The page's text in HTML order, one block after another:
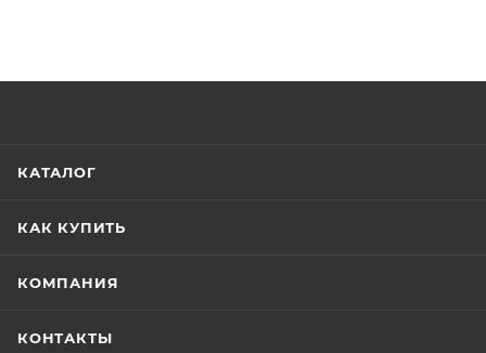
КАТАЛОГ
КАК КУПИТЬ
КОМПАНИЯ
КОНТАКТЫ